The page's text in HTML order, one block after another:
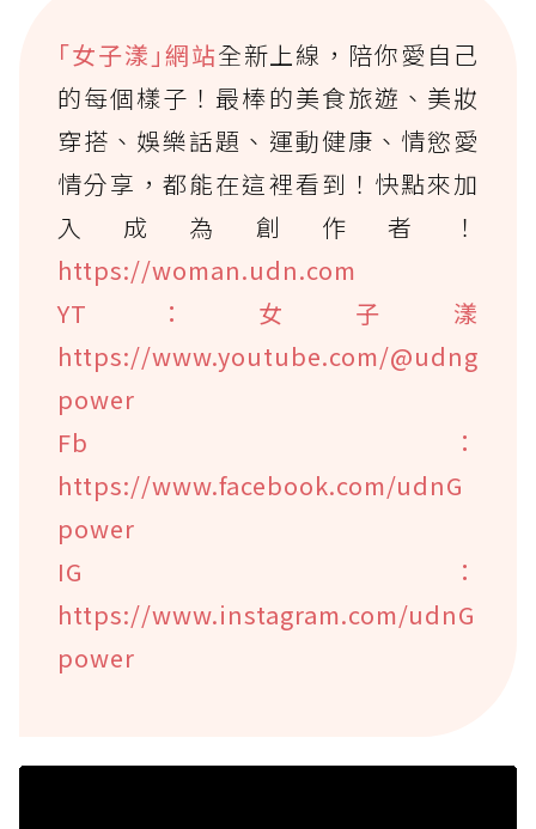
｢女子漾｣網站全新上線，陪你愛自己
的每個樣子！最棒的美食旅遊、美妝
穿搭、娛樂話題、運動健康、情慾愛
情分享，都能在這裡看到！快點來加
入成為創作者！
https://woman.udn.com
YT：女子漾
https://www.youtube.com/@udng
power
Fb：
https://www.facebook.com/udnG
power
IG：
https://www.instagram.com/udnG
power